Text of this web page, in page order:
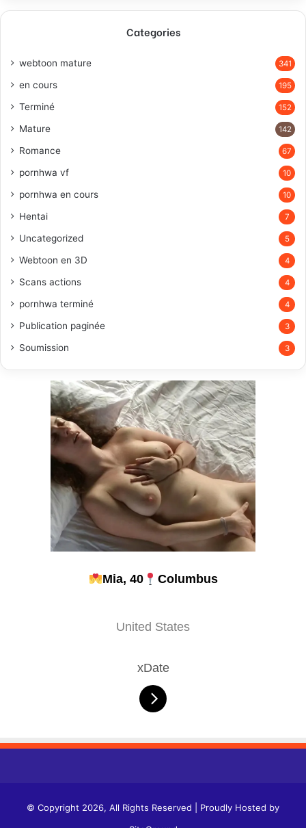
Categories
webtoon mature 341
en cours 195
Terminé 152
Mature 142
Romance 67
pornhwa vf 10
pornhwa en cours 10
Hentai 7
Uncategorized 5
Webtoon en 3D 4
Scans actions 4
pornhwa terminé 4
Publication paginée 3
Soumission 3
Mia, 40 Columbus
United States
xDate
© Copyright 2026, All Rights Reserved | Proudly Hosted by